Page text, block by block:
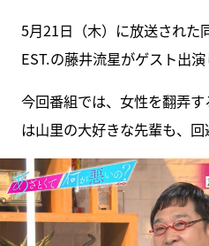
5月21日（木）に放送された
EST.の藤井流星がゲスト出演
今回番組では、女性を翻弄
は山里の大好きな先輩も、